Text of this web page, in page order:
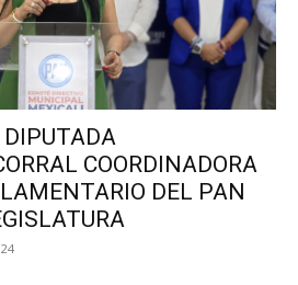
COORDINADORA
DEL PAN